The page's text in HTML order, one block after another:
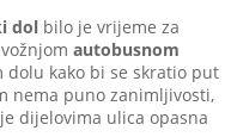
dol bilo je vrijeme za
autobusnom
dolu kako bi se skratio put
nema puno zanimljivosti,
dijelovima ulica opasna